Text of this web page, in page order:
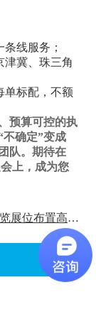
线服务；
津冀、珠三角
单标配，不额
预算可控的执
不确定”变成
队。期待在
上，成为您
下一篇：展览展位布置高温天气需注意什么？